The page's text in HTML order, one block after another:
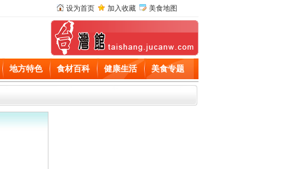
设为首页 加入收藏 美食地图
地方特色 食材百科 健康生活 美食专题